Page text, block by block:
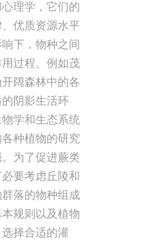
理学，它们的
优质资源水平
下，物种之间
过程。例如茂
阔森林中的各
阴影生活环
学和生态系统
种植物的研究
为了促进蕨类
要考虑丘陵和
落的物种组成
规则以及植物
择合适的灌